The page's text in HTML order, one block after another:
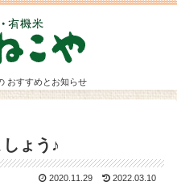
おすすめとお知らせ
ょう♪
2020.11.29 2022.03.10